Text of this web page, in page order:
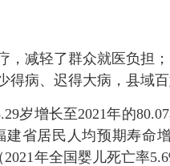
减轻了群众就医负担
病、迟得大病，县域
增长至2021年的
省居民人均预期寿命
年全国婴儿死亡率